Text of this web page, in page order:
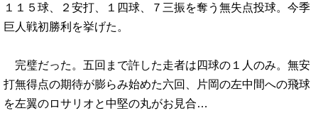
１１５球、２安打、１四球、７三振を奪う無失点投球。今季
巨人戦初勝利を挙げた。
完璧だった。五回まで許した走者は四球の１人のみ。無安
打無得点の期待が膨らみ始めた六回、片岡の左中間への飛球
を左翼のロサリオと中堅の丸がお見合…